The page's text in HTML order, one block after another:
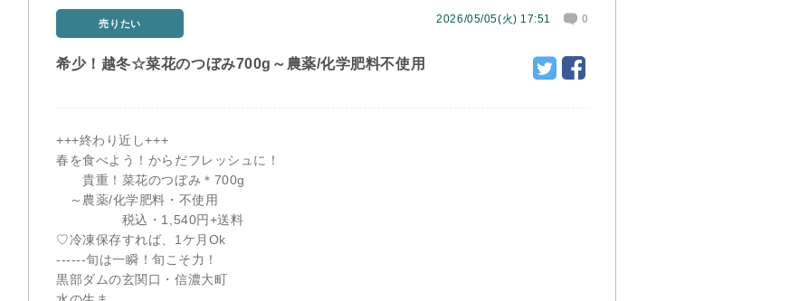
売りたい 2026/05/05(火) 17:51 0
希少！越冬☆菜花のつぼみ700g～農薬/化学肥料不使用
+++終わり近し+++
春を食べよう！からだフレッシュに！
貴重！菜花のつぼみ＊700g
～農薬/化学肥料・不使用
税込・1,540円+送料
♡冷凍保存すれば、1ケ月Ok
------旬は一瞬！旬こそ力！
黒部ダムの玄関口・信濃大町